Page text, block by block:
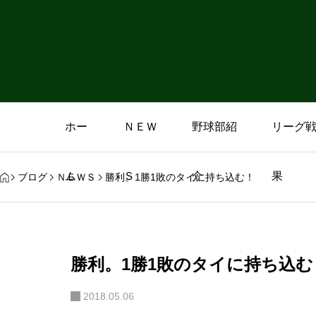
ホー
ム
ＮＥＷ
Ｓ
野球部紹
介
リーグ
果
ブログ ＮＥＷＳ 勝利。1勝1敗のタイに持ち込む！
勝利。1勝1敗のタイに持ち込
2018.05.06